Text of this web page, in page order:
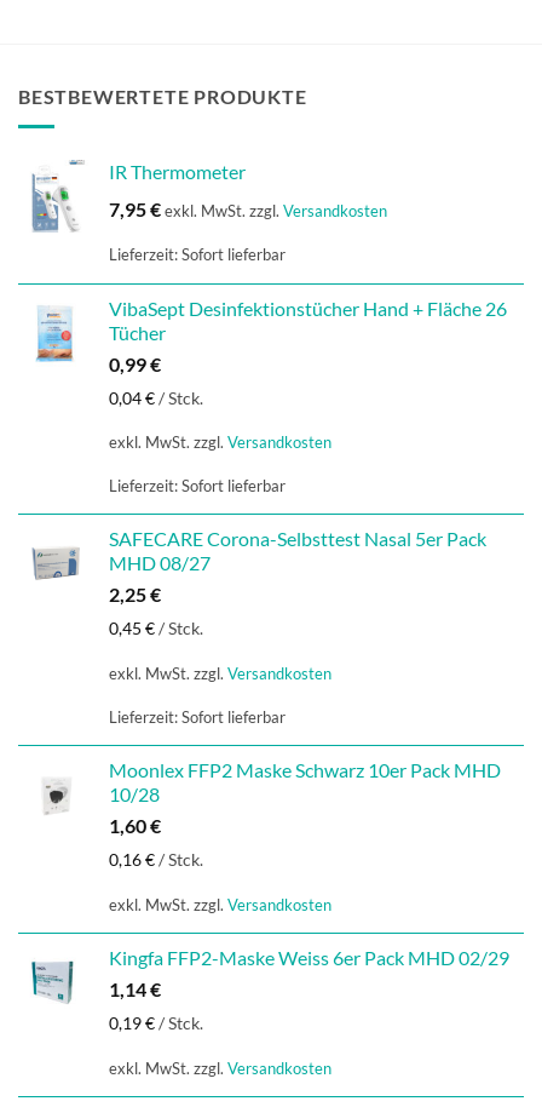
BESTBEWERTETE PRODUKTE
IR Thermometer
7,95€exkl. MwSt. zzgl. Versandkosten
Lieferzeit:Sofort lieferbar
VibaSept Desinfektionstücher Hand + Fläche 26
Tücher
0,99€
0,04€/Stck.
exkl. MwSt. zzgl. Versandkosten
Lieferzeit:Sofort lieferbar
SAFECARE Corona-Selbsttest Nasal 5er Pack
MHD 08/27
2,25€
0,45 €/Stck.
exkl. MwSt. zzgl. Versandkosten
Lieferzeit:Sofort lieferbar
Moonlex FFP2 Maske Schwarz 10er Pack MHD
10/28
1,60€
0,16€/Stck.
exkl. MwSt. zzgl. Versandkosten
Kingfa FFP2-Maske Weiss 6er Pack MHD 02/29
1,14€
0,19€/Stck.
exkl. MwSt. zzgl. Versandkosten